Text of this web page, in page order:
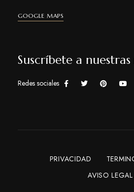
GOOGLE MAPS
Suscríbete a
Redes sociales
PRIVACIDAD
AVISO LEGAL